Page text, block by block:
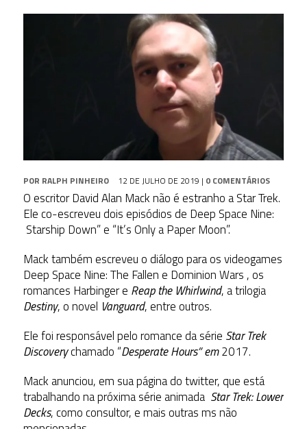
POR RALPH PINHEIRO 12 DE JULHO DE 2019 | 0 COMENTÁRIOS
O escritor David Alan Mack não é estranho a Star Trek.
Ele co-escreveu dois episódios de Deep Space Nine:
Starship Down” e “It’s Only a Paper Moon”.
Mack também escreveu o diálogo para os videogames
Deep Space Nine: The Fallen e Dominion Wars , os
romances Harbinger e Reap the Whirlwind, a trilogia
Destiny, o novel Vanguard, entre outros.
Ele foi responsável pelo romance da série Star Trek
Discoverychamado “Desperate Hours” em2017.
Mack anunciou, em sua página do twitter, que está
trabalhando na próxima série animada Star Trek: Lower
Decks, como consultor, e mais outras ms não